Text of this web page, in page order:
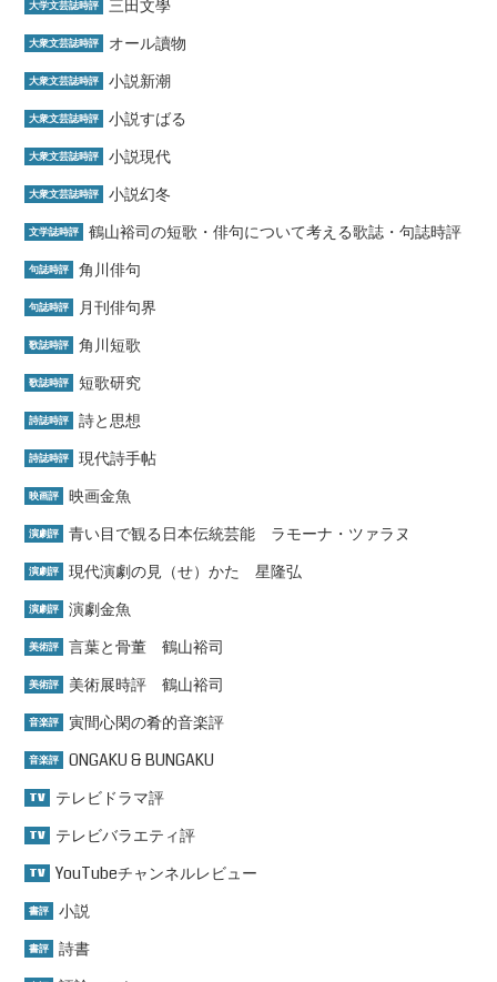
大学文芸誌時評 三田文學
大衆文芸誌時評 オール讀物
大衆文芸誌時評 小説新潮
大衆文芸誌時評 小説すばる
大衆文芸誌時評 小説現代
大衆文芸誌時評 小説幻冬
文学誌時評 鶴山裕司の短歌・俳句について考える歌誌・句誌時評
句誌時評 角川俳句
句誌時評 月刊俳句界
歌誌時評 角川短歌
歌誌時評 短歌研究
詩誌時評 詩と思想
詩誌時評 現代詩手帖
映画評 映画金魚
演劇評 青い目で観る日本伝統芸能 ラモーナ・ツァラヌ
演劇評 現代演劇の見（せ）かた 星隆弘
演劇評 演劇金魚
美術評 言葉と骨董 鶴山裕司
美術評 美術展時評 鶴山裕司
音楽評 寅間心閑の肴的音楽評
音楽評 ONGAKU & BUNGAKU
TV テレビドラマ評
TV テレビバラエティ評
TV YouTubeチャンネルレビュー
書評 小説
書評 詩書